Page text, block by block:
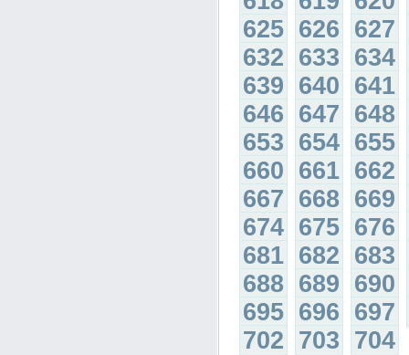
625 626 627
632 633 634
639 640 641
646 647 648
653 654 655
660 661 662
667 668 669
674 675 676
681 682 683
688 689 690
695 696 697
702 703 704